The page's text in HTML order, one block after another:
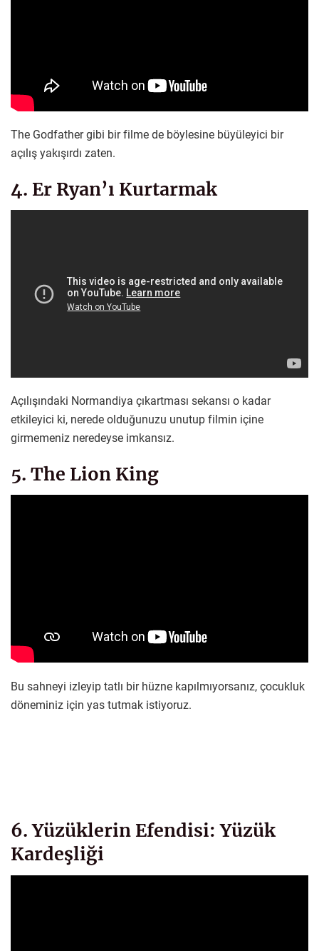
The Godfather gibi bir filme de böylesine büyüleyici bir
açılış yakışırdı zaten.
4. Er Ryan’ı Kurtarmak
Açılışındaki Normandiya çıkartması sekansı o kadar
etkileyici ki, nerede olduğunuzu unutup filmin içine
girmemeniz neredeyse imkansız.
5. The Lion King
Bu sahneyi izleyip tatlı bir hüzne kapılmıyorsanız, çocukluk
döneminiz için yas tutmak istiyoruz.
6. Yüzüklerin Efendisi: Yüzük
Kardeşliği